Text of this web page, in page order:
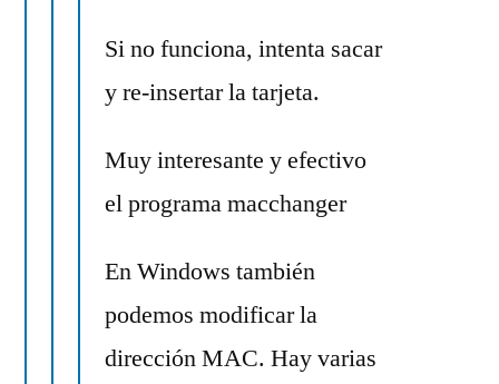
Si no funciona, intenta sacar
y re-insertar la tarjeta.
Muy interesante y efectivo
el programa macchanger
En Windows también
podemos modificar la
dirección MAC. Hay varias